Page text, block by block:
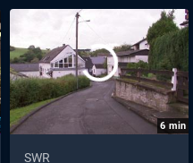
6 min
SWR